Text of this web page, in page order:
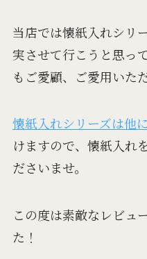
当店では懐紙入れシリ
実させて行こうと思っ
もご愛顧、ご愛用いた
懐紙入れシリーズは他
けますので、懐紙入れ
ださいませ。
この度は素敵なレビュ
た！